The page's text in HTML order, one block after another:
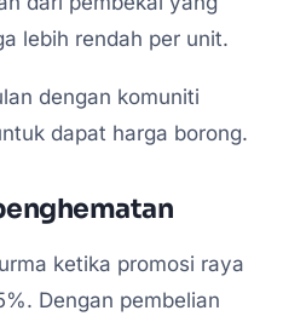
lebih rendah per unit.
dengan komuniti
dapat harga borong.
ketika promosi raya
Dengan pembelian